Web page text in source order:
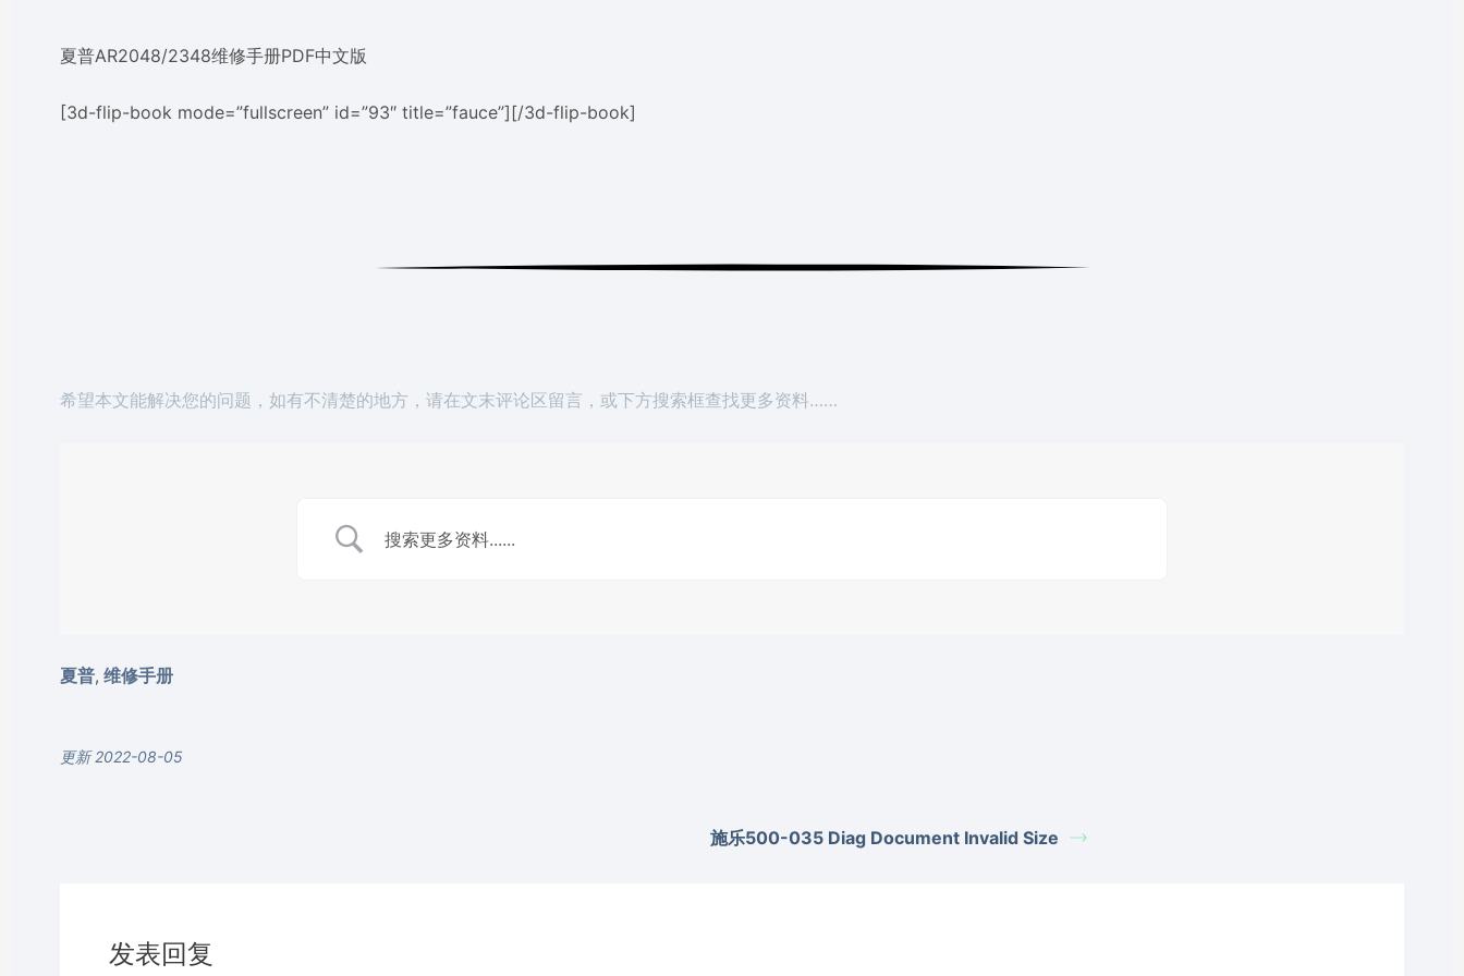
夏普AR2048/2348维修手册PDF中文版
[3d-flip-book mode=”fullscreen” id=”93″ title=”fauce”][/3d-flip-book]
希望本文能解决您的问题，如有不清楚的地方，请在文末评论区留言，或下方搜索框查找更多资料……
夏普, 维修手册
更新 2022-08-05
施乐500-035 Diag Document Invalid Size
发表回复